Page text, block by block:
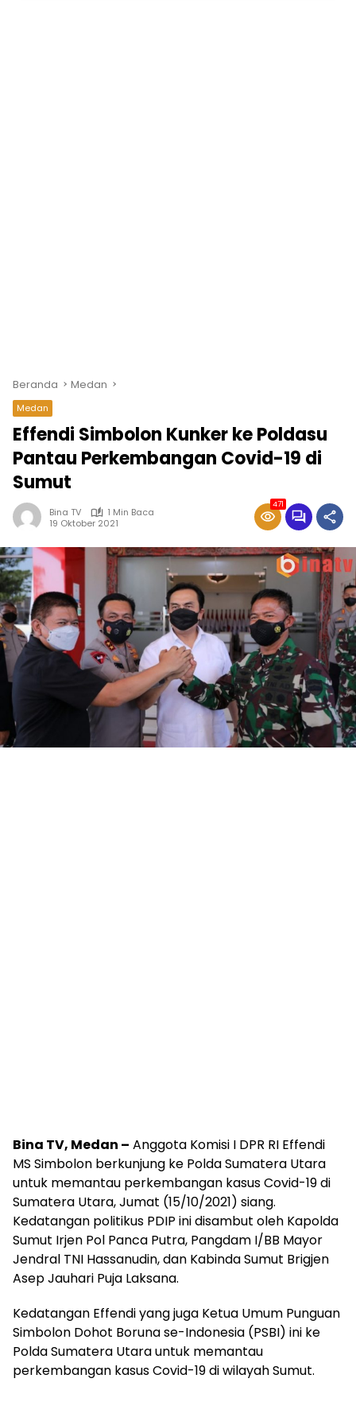
Beranda Medan
Medan
Effendi Simbolon Kunker ke Poldasu
Pantau Perkembangan Covid-19 di
Sumut
Bina TV
1 Min Baca
19 Oktober 2021
471
Bina TV, Medan – Anggota Komisi I DPR RI Effendi
MS Simbolon berkunjung ke Polda Sumatera Utara
untuk memantau perkembangan kasus Covid-19 di
Sumatera Utara, Jumat (15/10/2021) siang.
Kedatangan politikus PDIP ini disambut oleh Kapolda
Sumut Irjen Pol Panca Putra, Pangdam I/BB Mayor
Jendral TNI Hassanudin, dan Kabinda Sumut Brigjen
Asep Jauhari Puja Laksana.
Kedatangan Effendi yang juga Ketua Umum Punguan
Simbolon Dohot Boruna se-Indonesia (PSBI) ini ke
Polda Sumatera Utara untuk memantau
perkembangan kasus Covid-19 di wilayah Sumut.